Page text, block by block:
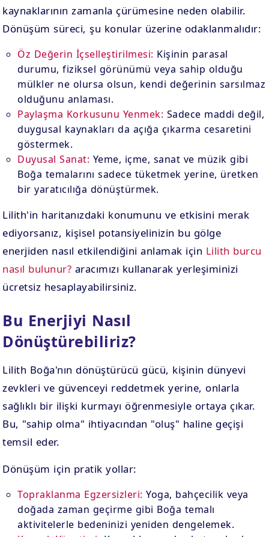
kaynaklarının zamanla çürümesine neden olabilir.
Dönüşüm süreci, şu konular üzerine odaklanmalıdır:
Öz Değerin İçselleştirilmesi: Kişinin parasal
durumu, fiziksel görünümü veya sahip olduğu
mülkler ne olursa olsun, kendi değerinin sarsılmaz
olduğunu anlaması.
Paylaşma Korkusunu Yenmek: Sadece maddi değil,
duygusal kaynakları da açığa çıkarma cesaretini
göstermek.
Duyusal Sanat: Yeme, içme, sanat ve müzik gibi
Boğa temalarını sadece tüketmek yerine, üretken
bir yaratıcılığa dönüştürmek.
Lilith'in haritanızdaki konumunu ve etkisini merak
ediyorsanız, kişisel potansiyelinizin bu gölge
enerjiden nasıl etkilendiğini anlamak için Lilith burcu
nasıl bulunur? aracımızı kullanarak yerleşiminizi
ücretsiz hesaplayabilirsiniz.
Bu Enerjiyi Nasıl
Dönüştürebiliriz?
Lilith Boğa'nın dönüştürücü gücü, kişinin dünyevi
zevkleri ve güvenceyi reddetmek yerine, onlarla
sağlıklı bir ilişki kurmayı öğrenmesiyle ortaya çıkar.
Bu, "sahip olma" ihtiyacından "oluş" haline geçişi
temsil eder.
Dönüşüm için pratik yollar:
Topraklanma Egzersizleri: Yoga, bahçecilik veya
doğada zaman geçirme gibi Boğa temalı
aktivitelerle bedeninizi yeniden dengelemek.